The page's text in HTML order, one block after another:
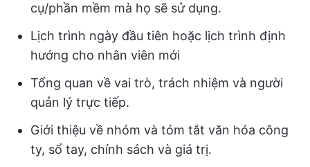
cụ/phần mềm mà họ sẽ sử dụng.
Lịch trình ngày đầu tiên hoặc lịch trình định
hướng cho nhân viên mới
Tổng quan về vai trò, trách nhiệm và người
quản lý trực tiếp.
Giới thiệu về nhóm và tóm tắt văn hóa công
ty, sổ tay, chính sách và giá trị.